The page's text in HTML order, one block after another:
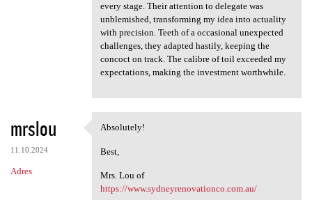
every stage. Their attention to delegate was
unblemished, transforming my idea into actuality
with precision. Teeth of a occasional unexpected
challenges, they adapted hastily, keeping the
concoct on track. The calibre of toil exceeded my
expectations, making the investment worthwhile.
mrslou
11.10.2024
Adres
Absolutely!
Absolutely!
Best,
Mrs. Lou of
https://www.sydneyrenovationco.com.au/